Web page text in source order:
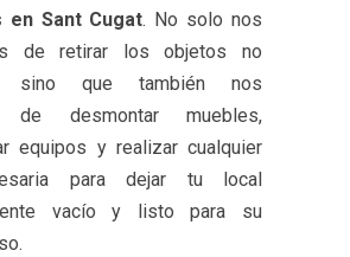
en Sant Cugat. No solo nos
de retirar los objetos no
sino que también nos
de desmontar muebles,
equipos y realizar cualquier
para dejar tu local
vacío y listo para su